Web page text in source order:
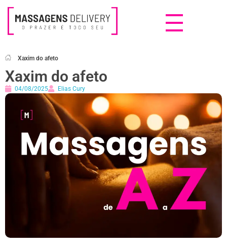
Xaxim do afeto
Xaxim do afeto
04/08/2025 Elias Cury